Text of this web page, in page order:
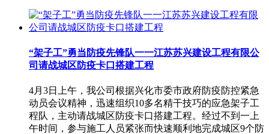
“架子工”勇当防疫先锋队一一江苏苏兴建设工程有限公
司请战城区防疫卡口搭建工程
4月3日上午，我公司根据兴化市委市政府防疫防控紧急
动员会议精神，迅速组织10多名精干技巧的应急架子工
程队，主动请战城区防疫卡口搭建工程。经过不到一上
午时间，参与施工人员紧张而快速顺利地完成城区9个防